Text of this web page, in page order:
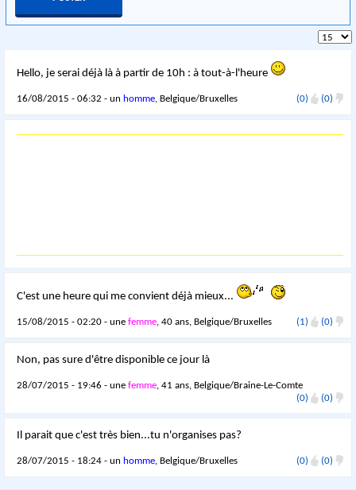
Hello, je serai déjà là à partir de 10h : à tout-à-l'heure
16/08/2015 - 06:32 - un homme, Belgique/Bruxelles (0) (0)
C'est une heure qui me convient déjà mieux...
15/08/2015 - 02:20 - unefemme, 40 ans, Belgique/Bruxelles (1) (0)
Non, pas sure d'être disponible ce jour là
28/07/2015 - 19:46 - unefemme, 41 ans, Belgique/Braine-Le-Comte
(0)
(0)
Il parait que c'est très bien...tu n'organises pas?
28/07/2015 - 18:24 - un homme, Belgique/Bruxelles (0) (0)